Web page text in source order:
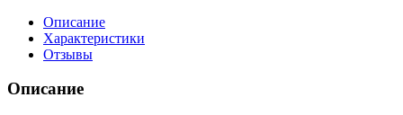
Описание
Характеристики
Отзывы
Описание